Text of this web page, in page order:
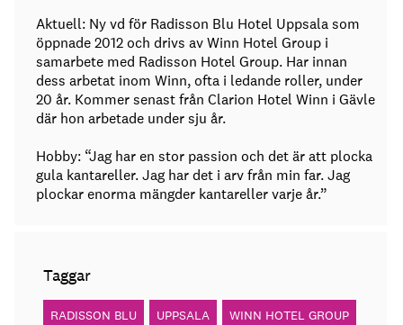
Aktuell: Ny vd för Radisson Blu Hotel Uppsala som
öppnade 2012 och drivs av Winn Hotel Group i
samarbete med Radisson Hotel Group. Har innan
dess arbetat inom Winn, ofta i ledande roller, under
20 år. Kommer senast från Clarion Hotel Winn i Gävle
där hon arbetade under sju år.
Hobby: “Jag har en stor passion och det är att plocka
gula kantareller. Jag har det i arv från min far. Jag
plockar enorma mängder kantareller varje år.”
Taggar
RADISSON BLU UPPSALA WINN HOTEL GROUP